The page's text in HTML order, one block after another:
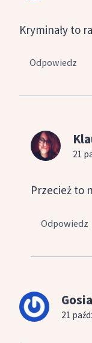
Kryminały to
Odpowiedz
21
Przecież to
Odpowiedz
21